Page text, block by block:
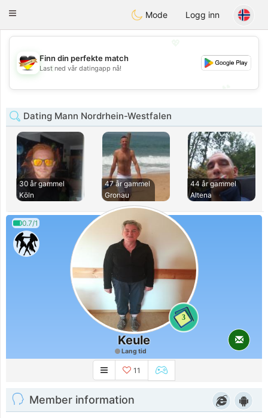
Deutsch Dating
Toggle
Mode Logg inn
💖
💕
Finn din perfekte match
Last ned vår datingapp nå!
Dating Mann Nordrhein-Westfalen
30 år gammel
Köln
47 år gammel
Gronau
44 år gammel
Altena
0.7/1
3
Keule
Lang tid
11
Member information